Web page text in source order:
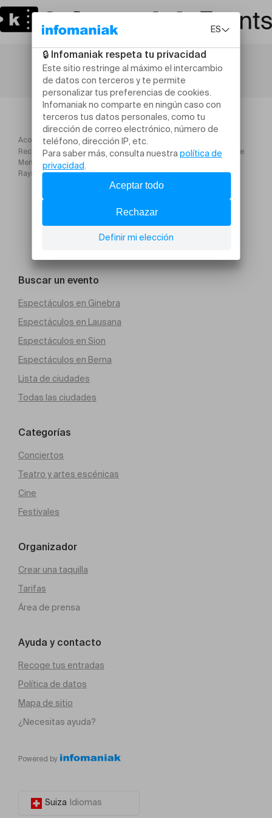
Acogida
Recluses fest#9 Pass 2 jours : Les Wampas + Les Ramoneurs de
Menhirs+Opium du Peuple+René Binamé+Dirty Old Mat+ La
Raymonde+1Kub
Buscar un evento
Espectáculos en Ginebra
Espectáculos en Lausana
Espectáculos en Sion
Espectáculos en Berna
Lista de ciudades
Todas las ciudades
Categorías
Conciertos
Teatro y artes escénicas
Cine
Festivales
Organizador
Crear una taquilla
Tarifas
Área de prensa
Ayuda y contacto
Recoge tus entradas
Política de datos
Mapa de sitio
¿Necesitas ayuda?
Powered by
Suiza Idiomas